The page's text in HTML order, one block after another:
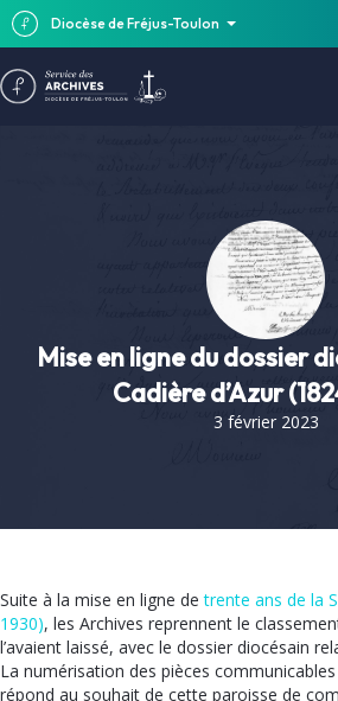
Diocèse de Fréjus-Toulon
Mise en ligne du dossier
Cadière d’Azur
3 février 2023
Suite à la mise en ligne detrente ans de la
1930), les Archives reprennent le
l’avaient laissé, avec le dossier diocésain
La numérisation des pièces
répond au souhait de cette paroisse de